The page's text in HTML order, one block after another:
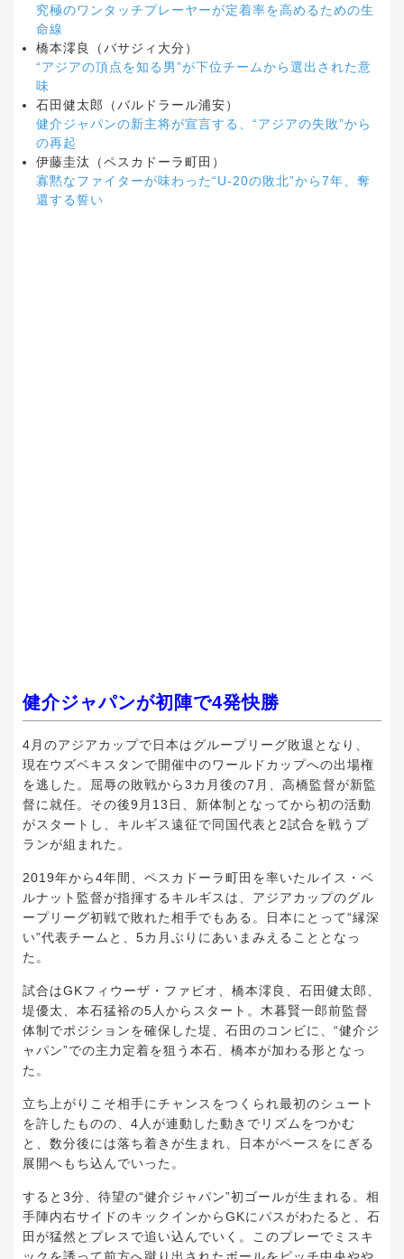
究極のワンタッチプレーヤーが定着率を高めるための生
命線
橋本澪良（バサジィ大分）
“アジアの頂点を知る男”が下位チームから選出された意
味
石田健太郎（バルドラール浦安）
健介ジャパンの新主将が宣言する、“アジアの失敗”から
の再起
伊藤圭汰（ペスカドーラ町田）
寡黙なファイターが味わった“U-20の敗北”から7年、奪
還する誓い
健介ジャパンが初陣で4発快勝
4月のアジアカップで日本はグループリーグ敗退となり、
現在ウズベキスタンで開催中のワールドカップへの出場権
を逃した。屈辱の敗戦から3カ月後の7月、高橋監督が新監
督に就任。その後9月13日、新体制となってから初の活動
がスタートし、キルギス遠征で同国代表と2試合を戦うプ
ランが組まれた。
2019年から4年間、ペスカドーラ町田を率いたルイス・ベ
ルナット監督が指揮するキルギスは、アジアカップのグル
ープリーグ初戦で敗れた相手でもある。日本にとって“縁深
い”代表チームと、5カ月ぶりにあいまみえることとなっ
た。
試合はGKフィウーザ・ファビオ、橋本澪良、石田健太郎、
堤優太、本石猛裕の5人からスタート。木暮賢一郎前監督
体制でポジションを確保した堤、石田のコンビに、“健介ジ
ャパン”での主力定着を狙う本石、橋本が加わる形となっ
た。
立ち上がりこそ相手にチャンスをつくられ最初のシュート
を許したものの、4人が連動した動きでリズムをつかむ
と、数分後には落ち着きが生まれ、日本がペースをにぎる
展開へもち込んでいった。
すると3分、待望の“健介ジャパン”初ゴールが生まれる。相
手陣内右サイドのキックインからGKにパスがわたると、石
田が猛然とプレスで追い込んでいく。このプレーでミスキ